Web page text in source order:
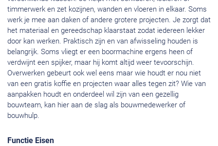
timmerwerk en zet kozijnen, wanden en vloeren in elkaar. Soms
werk je mee aan daken of andere grotere projecten. Je zorgt dat
het materiaal en gereedschap klaarstaat zodat iedereen lekker
door kan werken. Praktisch zijn en van afwisseling houden is
belangrijk. Soms vliegt er een boormachine ergens heen of
verdwijnt een spijker, maar hij komt altijd weer tevoorschijn.
Overwerken gebeurt ook wel eens maar wie houdt er nou niet
van een gratis koffie en projecten waar alles tegen zit? Wie van
aanpakken houdt en onderdeel wil zijn van een gezellig
bouwteam, kan hier aan de slag als bouwmedewerker of
bouwhulp.
Functie Eisen